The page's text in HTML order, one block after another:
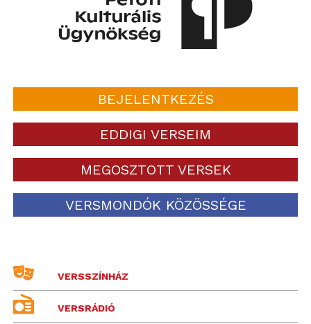
BEJELENTKEZÉS
EDDIGI VERSEIM
MEGOSZTOTT VERSEK
VERSMONDÓK KÖZÖSSÉGE
VERSSZÍNHÁZ
VERSRÁDIÓ